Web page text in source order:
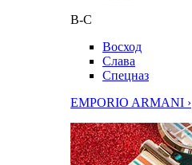
В-С
Восход
Слава
Спецназ
EMPORIO ARMANI ›